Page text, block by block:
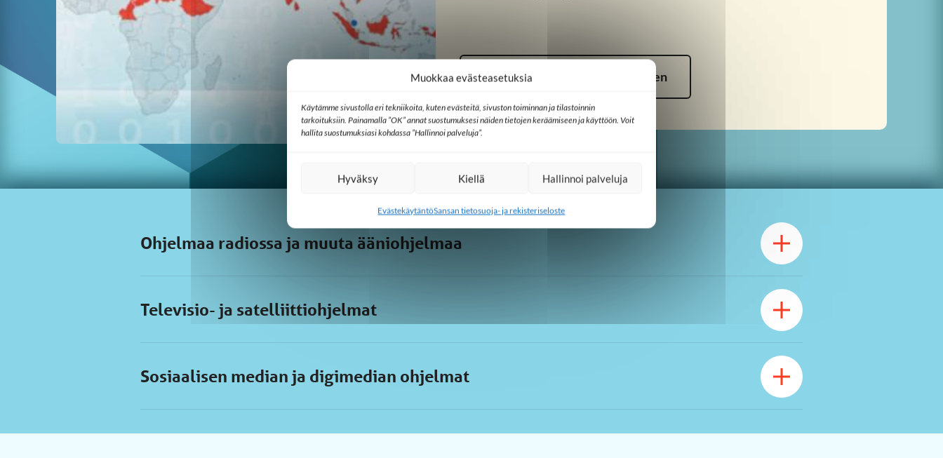
Muokkaa evästeasetuksia
Käytämme sivustolla eri tekniikoita, kuten evästeitä, sivuston toiminnan ja tilastoinnin
tarkoituksiin. Painamalla ”OK” annat suostumuksesi näiden tietojen keräämiseen ja käyttöön. Voit
hallita suostumuksiasi kohdassa ”Hallinnoi palveluja”.
Hyväksy Kiellä Hallinnoi palveluja
EvästekäytäntöSansan tietosuoja- ja rekisteriseloste
Tutustu kuukausilahjoittamiseen
Ohjelmaa radiossa ja muuta ääniohjelmaa
Televisio- ja satelliittiohjelmat
Sosiaalisen median ja digimedian ohjelmat